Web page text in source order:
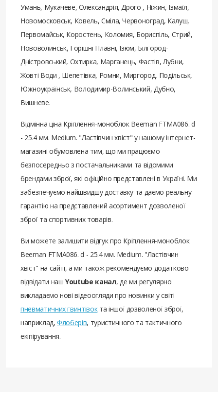
Умань, Мукачеве, Олександрія, Дрого , Ніжин, Ізмаїл,
Новомосковськ, Ковель, Сміла, Червоноград, Калуш,
Первомайськ, Коростень, Коломия, Бориспіль, Стрий,
Нововолинськ, Горішні Плавні, Ізюм, Білгород-
Дністровський, Охтирка, Марганець, Фастів, Лубни,
Жовті Води , Шепетівка, Ромни, Миргород, Подільськ,
Южноукраїнськ, Володимир-Волинський, Дубно,
Вишневе.
Відмінна ціна Кріплення-моноблок Beeman FTMA086. d
- 25.4 мм. Medium. "Ластівчин хвіст" у нашому інтернет-
магазині обумовлена ​​тим, що ми працюємо
безпосередньо з постачальниками та відомими
брендами зброї, які офіційно представлені в Україні. Ми
забезпечуємо найшвидшу доставку та даємо реальну
гарантію на представлений асортимент дозволеної
зброї та спортивних товарів.
Ви можете залишити відгук про Кріплення-моноблок
Beeman FTMA086. d - 25.4 мм. Medium. "Ластівчин
хвіст" на сайті, а ми також рекомендуємо додатково
відвідати нашYoutube канал, де ми регулярно
викладаємо нові відеоогляди про новинки у світі
пневматичних гвинтівокта іншої дозволеної зброї,
наприклад,Флоберів, туристичного та тактичного
екіпірування.